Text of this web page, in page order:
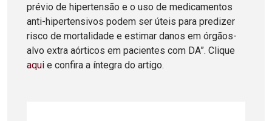
prévio de hipertensão e o uso de medicamentos
anti-hipertensivos podem ser úteis para predizer
risco de mortalidade e estimar danos em órgãos-
alvo extra aórticos em pacientes com DA”. Clique
aqui e confira a íntegra do artigo.